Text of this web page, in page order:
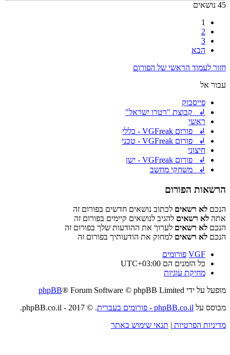
45 נושאים
1
2
3
הבא
חזור לעמוד הראשי של הפורום
עבור אל
פייסבוק
↲ קבוצת "רטרו ישראל"
ראשי
↲ פורום VGFreak - כללי
↲ פורום VGFreak - טכני
חיצוני
↲ פורום VGFreak - ישן
↲ משחקי מחשב
הרשאות הפורום
הנכם לא רשאים לכתוב נושאים חדשים בפורום זה
אתה לא רשאים להגיב לנושאים קיימים בפורום זה
הנכם לא רשאים לערוך את ההודעות שלך בפורום זה
הנכם לא רשאים למחוק את הודעותיך בפורום זה
VGF פורומים
כל הזמנים הם UTC+03:00
מחיקת עוגיות
מופעל על ידי
phpBB® Forum Software © phpBB Limited
מבוסס על phpBB.co.il - פורומים בעברית
. © 2017 - phpBB.co.il.
מדיניות הפרטיות
תנאי שימוש באתר